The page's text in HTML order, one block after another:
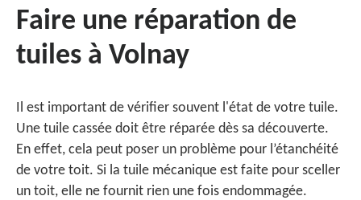
Faire une réparation de
tuiles à Volnay
Il est important de vérifier souvent l'état de votre tuile.
Une tuile cassée doit être réparée dès sa découverte.
En effet, cela peut poser un problème pour l’étanchéité
de votre toit. Si la tuile mécanique est faite pour sceller
un toit, elle ne fournit rien une fois endommagée.